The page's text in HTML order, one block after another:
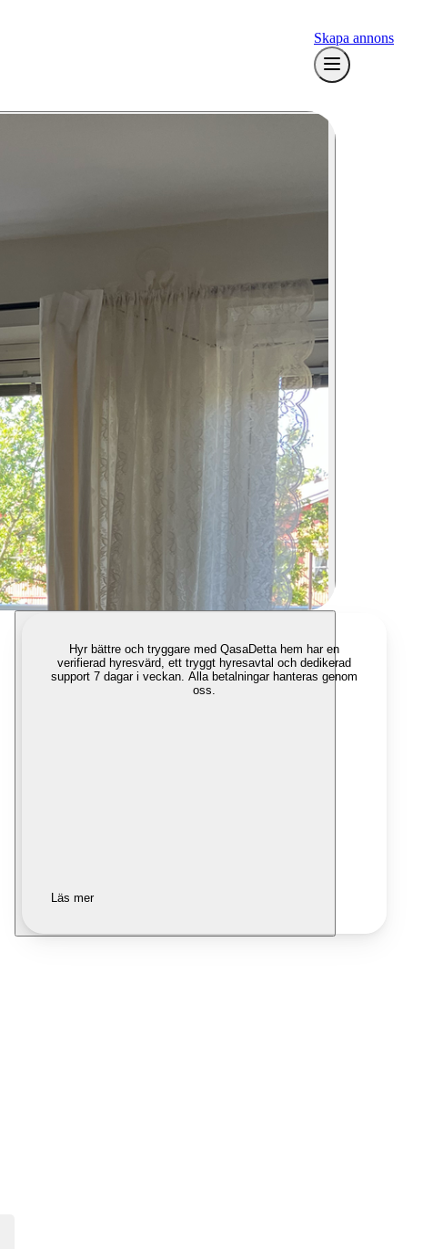
Skapa annons
Hyr bättre och tryggare med QasaDetta hem har en
verifierad hyresvärd, ett tryggt hyresavtal och dedikerad
support 7 dagar i veckan. Alla betalningar hanteras genom
oss.
Läs mer